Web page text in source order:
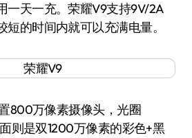
一天一充。荣耀V9支持9V/2A
的时间内就可以充满电量。
万像素摄像头，光圈
则是双1200万像素的彩色+黑